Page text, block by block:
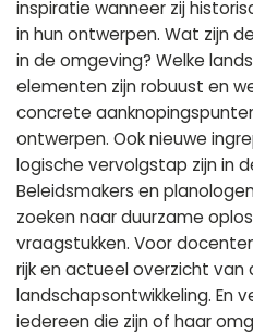
inspiratie wanneer zij
in hun ontwerpen. Wat zijn
in de omgeving? Welke
elementen zijn robuust en
concrete
ontwerpen. Ook nieuwe
logische vervolgstap zijn in
Beleidsmakers en
zoeken naar duurzame
vraagstukken. Voor
rijk en actueel overzicht van
landschapsontwikkeling. En
iedereen die zijn of haar